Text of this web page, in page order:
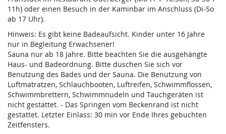
11h) oder einen Besuch in der Kaminbar im Anschluss (Di-So
ab 17 Uhr).
Hinweis: Es gibt keine Badeaufsicht. Kinder unter 16 Jahre
nur in Begleitung Erwachsener!
Sauna nur ab 18 Jahre. Bitte beachten Sie die ausgehängte
Haus- und Badeordnung. Bitte duschen Sie sich vor
Benutzung des Bades und der Sauna. Die Benutzung von
Luftmatratzen, Schlauchbooten, Luftreifen, Schwimmflossen,
Schwimmbrettern, Schwimmnudeln und Tauchgeräten ist
nicht gestattet. - Das Springen vom Beckenrand ist nicht
gestattet. Letzter Einlass: 30 min vor Ende Ihres gebuchten
Zeitfensters.